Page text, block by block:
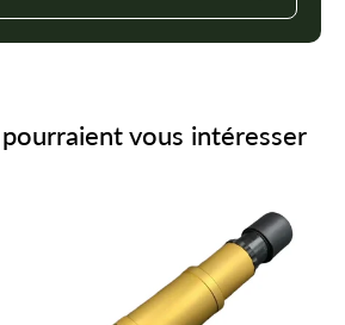
vous intéresser